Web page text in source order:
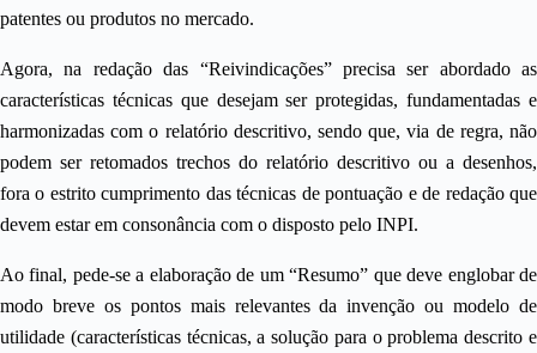
patentes ou produtos no mercado.
Agora, na redação das “Reivindicações” precisa ser abordado as
características técnicas que desejam ser protegidas, fundamentadas e
harmonizadas com o relatório descritivo, sendo que, via de regra, não
podem ser retomados trechos do relatório descritivo ou a desenhos,
fora o estrito cumprimento das técnicas de pontuação e de redação que
devem estar em consonância com o disposto pelo INPI.
Ao final, pede-se a elaboração de um “Resumo” que deve englobar de
modo breve os pontos mais relevantes da invenção ou modelo de
utilidade (características técnicas, a solução para o problema descrito e